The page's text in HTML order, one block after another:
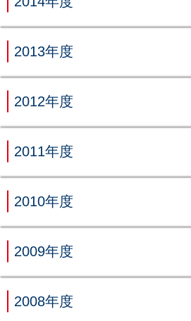
2013年度
2012年度
2011年度
2010年度
2009年度
2008年度